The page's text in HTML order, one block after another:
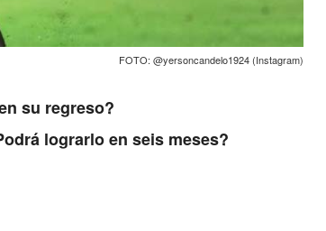
FOTO: @yersoncandelo1924 (Instagram)
su regreso?
lograrlo en seis meses?